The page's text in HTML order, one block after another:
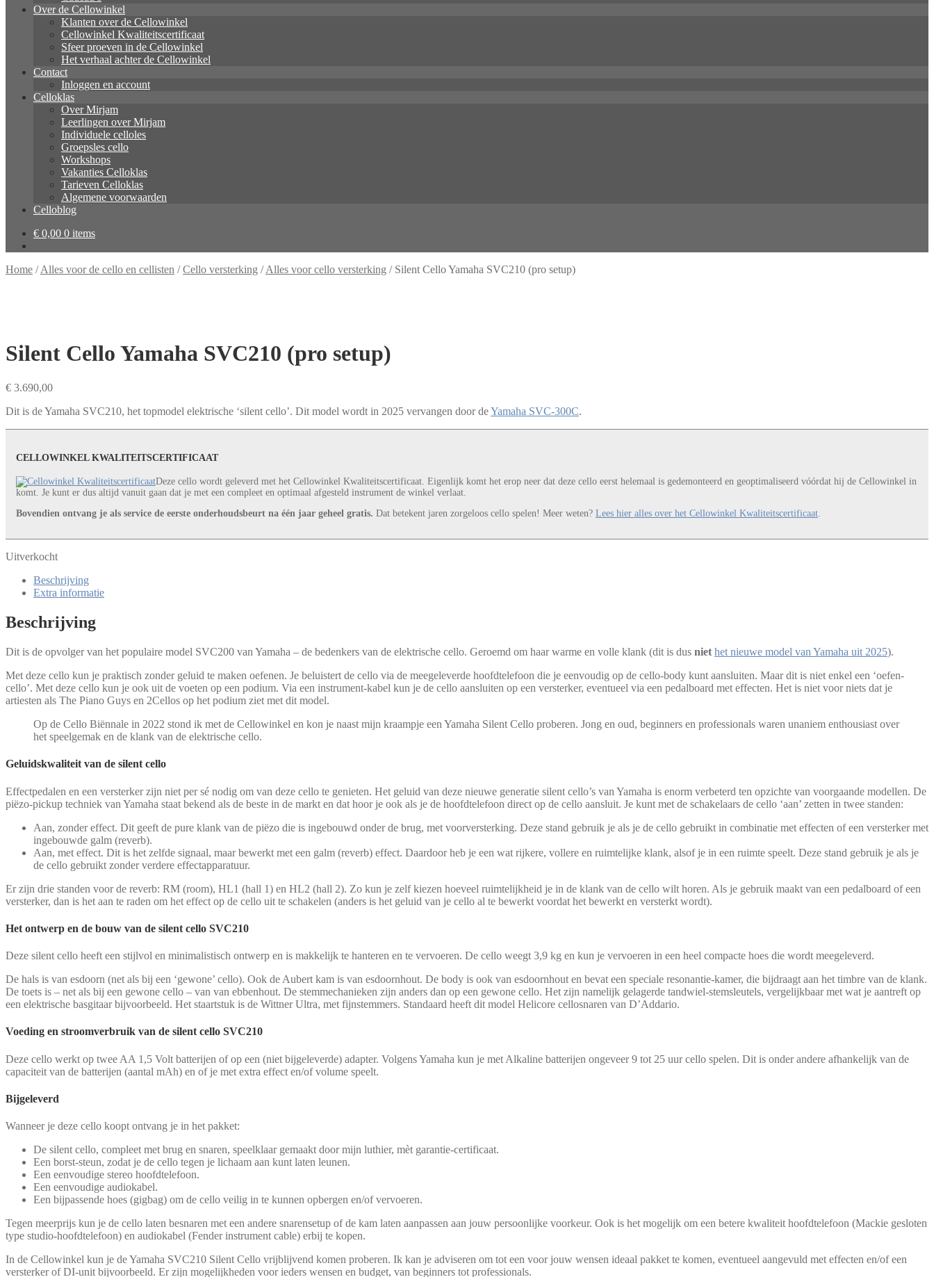
Over de Cellowinkel
Klanten over de Cellowinkel
Cellowinkel Kwaliteitscertificaat
Sfeer proeven in de Cellowinkel
Het verhaal achter de Cellowinkel
Contact
Inloggen en account
Celloklas
Over Mirjam
Leerlingen over Mirjam
Individuele celloles
Groepsles cello
Workshops
Vakanties Celloklas
Tarieven Celloklas
Algemene voorwaarden
Celloblog
€ 0,00 0 items
Home /Alles voor de cello en cellisten /Cello versterking /Alles voor cello versterking / Silent Cello Yamaha SVC210 (pro setup)
Silent Cello Yamaha SVC210 (pro setup)
€ 3.690,00
Dit is de Yamaha SVC210, het topmodel elektrische ‘silent cello’. Dit model wordt in 2025 vervangen door deYamaha SVC-300C.
CELLOWINKEL KWALITEITSCERTIFICAAT
Deze cello wordt geleverd met het Cellowinkel Kwaliteitscertificaat. Eigenlijk komt het erop neer dat deze cello eerst helemaal is gedemonteerd en geoptimaliseerd vóórdat hij de Cellowinkel in
komt. Je kunt er dus altijd vanuit gaan dat je met een compleet en optimaal afgesteld instrument de winkel verlaat.
Bovendien ontvang je als service de eerste onderhoudsbeurt na één jaar geheel gratis. Dat betekent jaren zorgeloos cello spelen! Meer weten? Lees hier alles over het Cellowinkel Kwaliteitscertificaat
Uitverkocht
Beschrijving
Extra informatie
Beschrijving
Dit is de opvolger van het populaire model SVC200 van Yamaha – de bedenkers van de elektrische cello. Geroemd om haar warme en volle klank (dit is dus niet het nieuwe model van Yamaha uit 2025).
Met deze cello kun je praktisch zonder geluid te maken oefenen. Je beluistert de cello via de meegeleverde hoofdtelefoon die je eenvoudig op de cello-body kunt aansluiten. Maar dit is niet enkel een ‘oefen-
cello’. Met deze cello kun je ook uit de voeten op een podium. Via een instrument-kabel kun je de cello aansluiten op een versterker, eventueel via een pedalboard met effecten. Het is niet voor niets dat je
artiesten als The Piano Guys en 2Cellos op het podium ziet met dit model.
Op de Cello Biënnale in 2022 stond ik met de Cellowinkel en kon je naast mijn kraampje een Yamaha Silent Cello proberen. Jong en oud, beginners en professionals waren unaniem enthousiast over
het speelgemak en de klank van de elektrische cello.
Geluidskwaliteit van de silent cello
Effectpedalen en een versterker zijn niet per sé nodig om van deze cello te genieten. Het geluid van deze nieuwe generatie silent cello’s van Yamaha is enorm verbeterd ten opzichte van voorgaande modellen. De
piëzo-pickup techniek van Yamaha staat bekend als de beste in de markt en dat hoor je ook als je de hoofdtelefoon direct op de cello aansluit. Je kunt met de schakelaars de cello ‘aan’ zetten in twee standen:
Aan, zonder effect. Dit geeft de pure klank van de piëzo die is ingebouwd onder de brug, met voorversterking. Deze stand gebruik je als je de cello gebruikt in combinatie met effecten of een versterker met
ingebouwde galm (reverb).
Aan, met effect. Dit is het zelfde signaal, maar bewerkt met een galm (reverb) effect. Daardoor heb je een wat rijkere, vollere en ruimtelijke klank, alsof je in een ruimte speelt. Deze stand gebruik je als je
de cello gebruikt zonder verdere effectapparatuur.
Er zijn drie standen voor de reverb: RM (room), HL1 (hall 1) en HL2 (hall 2). Zo kun je zelf kiezen hoeveel ruimtelijkheid je in de klank van de cello wilt horen. Als je gebruik maakt van een pedalboard of een
versterker, dan is het aan te raden om het effect op de cello uit te schakelen (anders is het geluid van je cello al te bewerkt voordat het bewerkt en versterkt wordt).
Het ontwerp en de bouw van de silent cello SVC210
Deze silent cello heeft een stijlvol en minimalistisch ontwerp en is makkelijk te hanteren en te vervoeren. De cello weegt 3,9 kg en kun je vervoeren in een heel compacte hoes die wordt meegeleverd.
De hals is van esdoorn (net als bij een ‘gewone’ cello). Ook de Aubert kam is van esdoornhout. De body is ook van esdoornhout en bevat een speciale resonantie-kamer, die bijdraagt aan het timbre van de klank.
De toets is – net als bij een gewone cello – van van ebbenhout. De stemmechanieken zijn anders dan op een gewone cello. Het zijn namelijk gelagerde tandwiel-stemsleutels, vergelijkbaar met wat je aantreft op
een elektrische basgitaar bijvoorbeeld. Het staartstuk is de Wittner Ultra, met fijnstemmers. Standaard heeft dit model Helicore cellosnaren van D’Addario.
Voeding en stroomverbruik van de silent cello SVC210
Deze cello werkt op twee AA 1,5 Volt batterijen of op een (niet bijgeleverde) adapter. Volgens Yamaha kun je met Alkaline batterijen ongeveer 9 tot 25 uur cello spelen. Dit is onder andere afhankelijk van de
capaciteit van de batterijen (aantal mAh) en of je met extra effect en/of volume speelt.
Bijgeleverd
Wanneer je deze cello koopt ontvang je in het pakket:
De silent cello, compleet met brug en snaren, speelklaar gemaakt door mijn luthier, mèt garantie-certificaat.
Een borst-steun, zodat je de cello tegen je lichaam aan kunt laten leunen.
Een eenvoudige stereo hoofdtelefoon.
Een eenvoudige audiokabel.
Een bijpassende hoes (gigbag) om de cello veilig in te kunnen opbergen en/of vervoeren.
Tegen meerprijs kun je de cello laten besnaren met een andere snarensetup of de kam laten aanpassen aan jouw persoonlijke voorkeur. Ook is het mogelijk om een betere kwaliteit hoofdtelefoon (Mackie gesloten
type studio-hoofdtelefoon) en audiokabel (Fender instrument cable) erbij te kopen.
In de Cellowinkel kun je de Yamaha SVC210 Silent Cello vrijblijvend komen proberen. Ik kan je adviseren om tot een voor jouw wensen ideaal pakket te komen, eventueel aangevuld met effecten en/of een
versterker of DI-unit bijvoorbeeld. Er zijn mogelijkheden voor ieders wensen en budget, van beginners tot professionals.